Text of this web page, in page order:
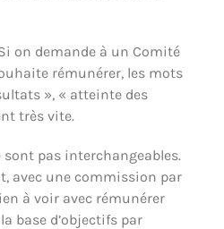
on demande à un Comité
rémunérer, les mots
», « atteinte des
très vite.
pas interchangeables.
avec une commission par
à voir avec rémunérer
base d’objectifs par